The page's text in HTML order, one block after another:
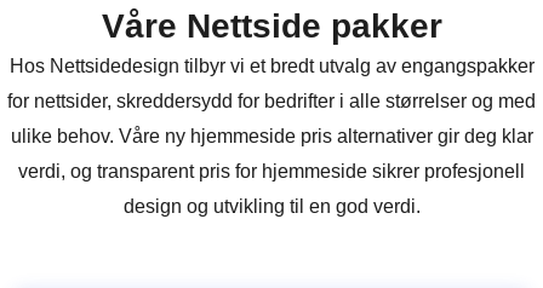
Våre Nettside pakker
Hos Nettsidedesign tilbyr vi et bredt utvalg av engangspakker
for nettsider, skreddersydd for bedrifter i alle størrelser og med
ulike behov. Våre ny hjemmeside pris alternativer gir deg klar
verdi, og transparent pris for hjemmeside sikrer profesjonell
design og utvikling til en god verdi.